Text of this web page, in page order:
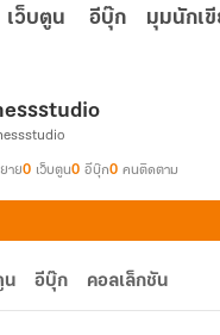
ก
เว็บตูน อีบุ๊ก มุมนักเ
าย0 เว็บตูน0 อีบุ๊ก0 คนติดตาม
น อีบุ๊ก คอลเล็กชัน